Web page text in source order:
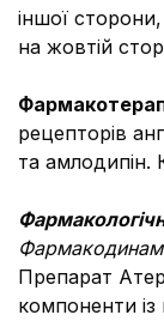
іншої
на жовтій
рецепторів
та амлодипін.
Препарат
компоненти